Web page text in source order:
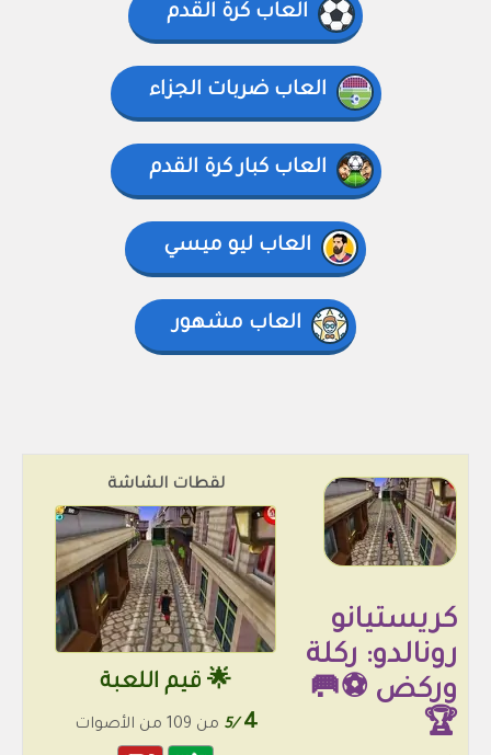
العاب كرة القدم
العاب ضربات الجزاء
العاب كبار كرة القدم
العاب ليو ميسي
العاب مشهور
لقطات الشاشة
🌟 قيم اللعبة
4
/5 من 109 من الأصوات
كريستيانو
رونالدو: ركلة
وركض ⚽🥅
🏆